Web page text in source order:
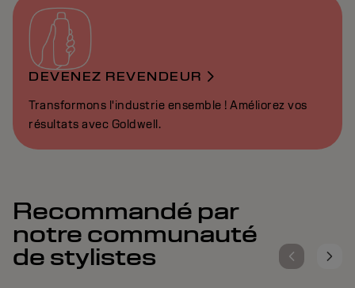
DEVENEZ REVENDEUR
Transformons l'industrie ensemble ! Améliorez vos
résultats avec Goldwell.
Recommandé par
notre communauté
de stylistes